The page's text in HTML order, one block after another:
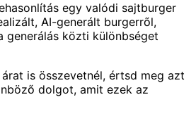
egy valódi sajtburger
AI-generált burgerről,
generálás közti különbséget
is összevetnél, értsd meg azt
dolgot, amit ezek az